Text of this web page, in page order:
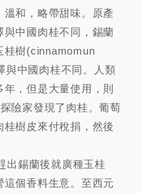
和，略帶甜味。原產
中國肉桂不同，錫蘭
桂樹(cinnamomun
與中國肉桂不同。人類
，但是大量使用，則
險家發現了肉桂。葡萄
樹皮來付稅捐，然後
出錫蘭後就廣種玉桂
個香料生意。至西元